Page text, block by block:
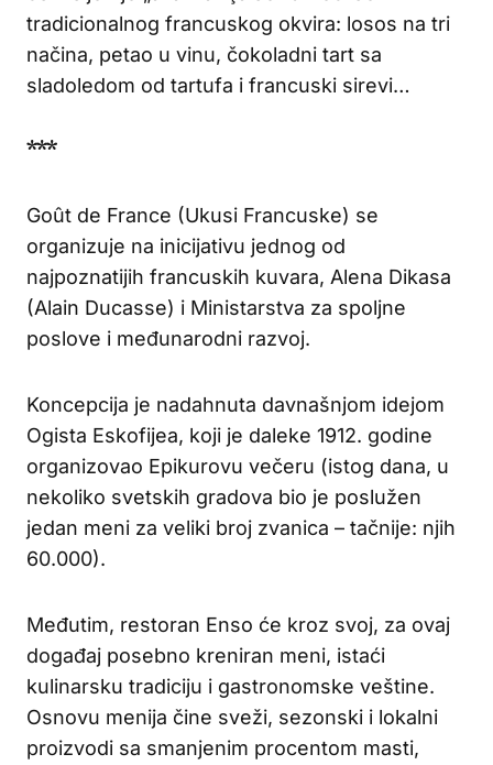
tradicionalnog francuskog okvira: losos na tri
načina, petao u vinu, čokoladni tart sa
sladoledom od tartufa i francuski sirevi…
***
Goût de France (Ukusi Francuske) se
organizuje na inicijativu jednog od
najpoznatijih francuskih kuvara, Alena Dikasa
(Alain Ducasse) i Ministarstva za spoljne
poslove i međunarodni razvoj.
Koncepcija je nadahnuta davnašnjom idejom
Ogista Eskofijea, koji je daleke 1912. godine
organizovao Epikurovu večeru (istog dana, u
nekoliko svetskih gradova bio je poslužen
jedan meni za veliki broj zvanica – tačnije: njih
60.000).
Međutim, restoran Enso će kroz svoj, za ovaj
događaj posebno kreniran meni, istaći
kulinarsku tradiciju i gastronomske veštine.
Osnovu menija čine sveži, sezonski i lokalni
proizvodi sa smanjenim procentom masti,